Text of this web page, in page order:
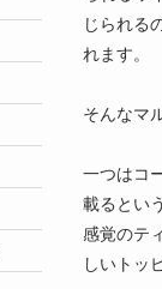
じられる
れます。
そんなマ
一つはコ
載るとい
感覚のテ
しいトッ